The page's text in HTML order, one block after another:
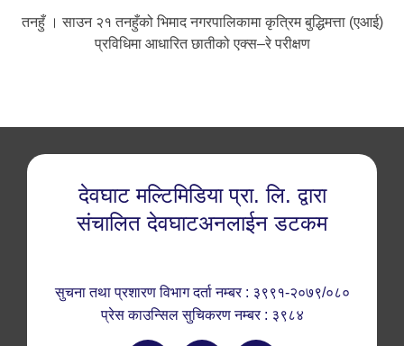
तनहुँ । साउन २१ तनहुँको भिमाद नगरपालिकामा कृत्रिम बुद्धिमत्ता (एआई)
प्रविधिमा आधारित छातीको एक्स–रे परीक्षण
देवघाट मल्टिमिडिया प्रा. लि. द्वारा
संचालित देवघाटअनलाईन डटकम
सुचना तथा प्रशारण विभाग दर्ता नम्बर : ३९९१-२०७९/०८०
प्रेस काउन्सिल सुचिकरण नम्बर : ३९८४